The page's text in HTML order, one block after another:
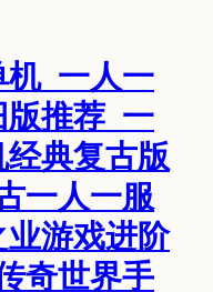
_一人一
推荐_一
典复古版
一人一服
游戏进阶
奇世界手